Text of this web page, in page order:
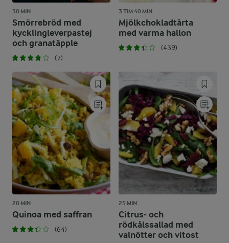
30 MIN
Smörrebröd med
kycklingleverpastej
och granatäpple
(7)
3 TIM 40 MIN
Mjölkchokladtårta
med varma hallon
(439)
20 MIN
Quinoa med saffran
(64)
25 MIN
Citrus- och
rödkålssallad med
valnötter och vitost